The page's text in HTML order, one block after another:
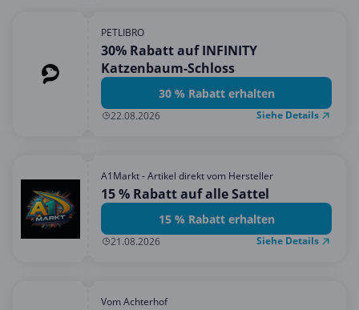
PETLIBRO
30% Rabatt auf INFINITY
Katzenbaum-Schloss
30 % Rabatt erhalten
22.08.2026 Siehe Details
A1Markt - Artikel direkt vom Hersteller
15 % Rabatt auf alle Sattel
15 % Rabatt erhalten
21.08.2026 Siehe Details
Vom Achterhof